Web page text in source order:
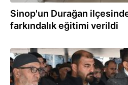
Sinop'un Durağan
farkındalık eğitimi verildi
24.02.2024